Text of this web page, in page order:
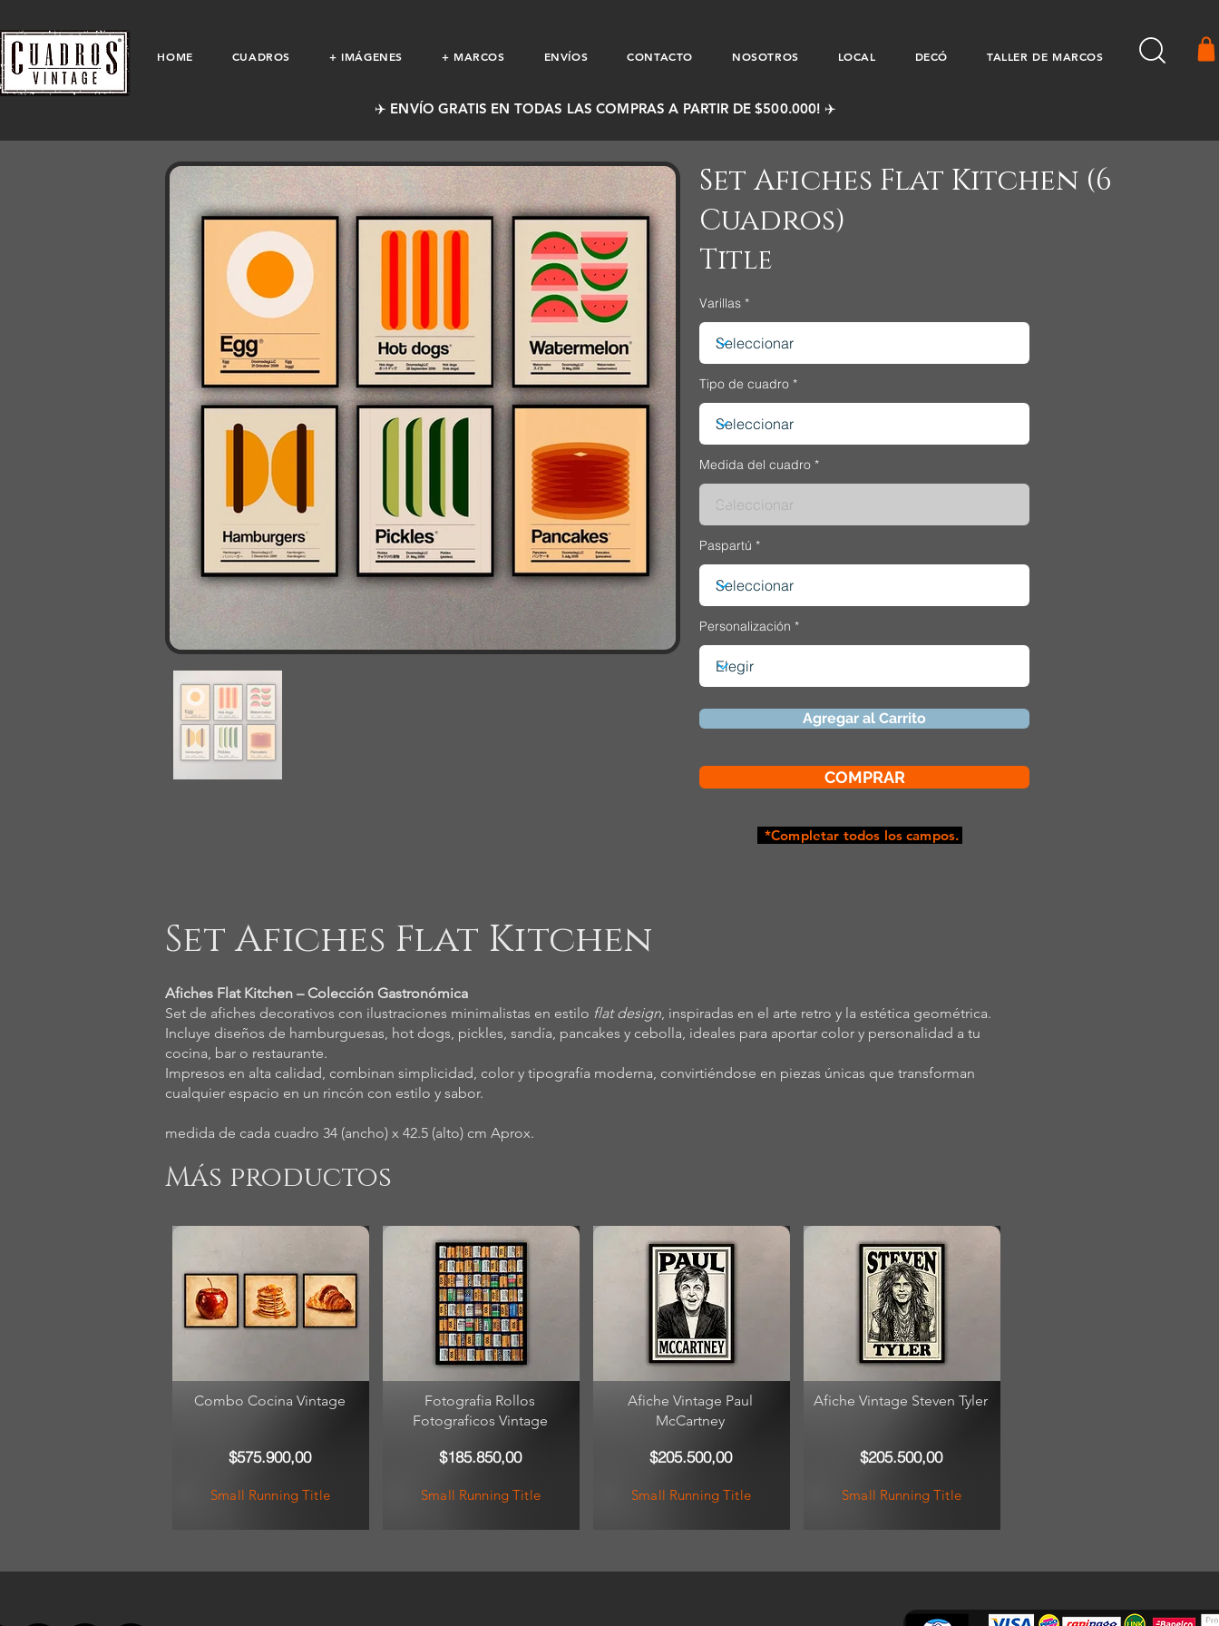
HOME CUADROS + IMÁGENES + MARCOS ENVÍOS CONTACTO NOSOTROS LOCAL DECÓ TALLER DE MARCOS
✈️ ENVÍO GRATIS EN TODAS LAS COMPRAS A PARTIR DE $500.000! ✈️
Set Afiches Flat Kitchen (6
Cuadros)
Title
Varillas
Tipo de cuadro
Medida del cuadro
Paspartú
Personalización
Agregar al Carrito
COMPRAR
*Completar todos los campos.
Set Afiches Flat Kitchen
Afiches Flat Kitchen – Colección Gastronómica
Set de afiches decorativos con ilustraciones minimalistas en estilo flat design, inspiradas en el arte retro y la estética geométrica.
Incluye diseños de hamburguesas, hot dogs, pickles, sandía, pancakes y cebolla, ideales para aportar color y personalidad a tu
cocina, bar o restaurante.
Impresos en alta calidad, combinan simplicidad, color y tipografía moderna, convirtiéndose en piezas únicas que transforman
cualquier espacio en un rincón con estilo y sabor.
medida de cada cuadro 34 (ancho) x 42.5 (alto) cm Aprox.
Más productos
Combo Cocina Vintage
$575.900,00
Small Running Title
Fotografia Rollos
Fotograficos Vintage
$185.850,00
Small Running Title
Afiche Vintage Paul
McCartney
$205.500,00
Small Running Title
Afiche Vintage Steven Tyler
$205.500,00
Small Running Title